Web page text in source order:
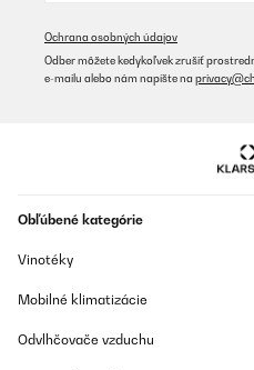
Ochrana osobných údajov
Odber môžete kedykoľvek zrušiť
e-mailu alebo nám napíšte na
Obľúbené kategórie
Vinotéky
Mobilné klimatizácie
Odvlhčovače vzduchu